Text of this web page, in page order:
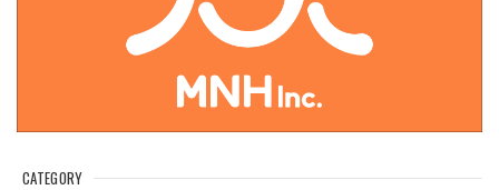
CATEGORY